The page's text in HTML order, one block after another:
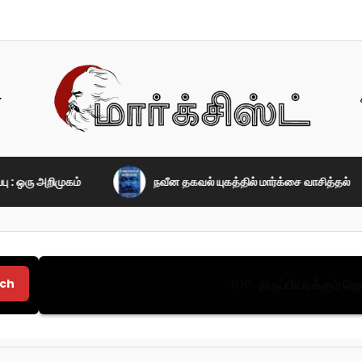
அறிமுகம் நவீன தகவல் யுகத்தில் மார்க்சை வாசித்தல்